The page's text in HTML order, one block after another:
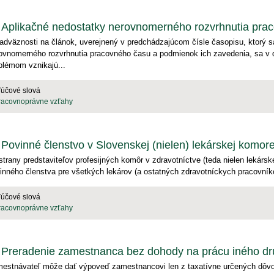
Aplikačné nedostatky nerovnomerného rozvrhnutia
na článok, uverejnený v predchádzajúcom čísle časopisu, ktorý
rozvrhnutia pracovného času a podmienok ich zavedenia, sa
vznikajú...
slová
vzťahy
Povinné členstvo v Slovenskej (nielen) lekárskej
predstaviteľov profesijných komôr v zdravotníctve (teda nielen
členstva pre všetkých lekárov (a ostatných zdravotníckych
slová
vzťahy
Preradenie zamestnanca bez dohody na prácu iného
môže dať výpoveď zamestnancovi len z taxatívne určených